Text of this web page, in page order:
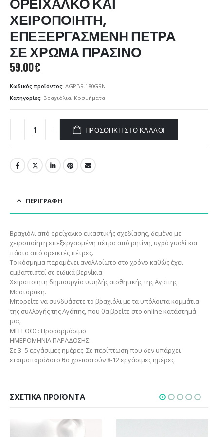
ΟΡΕΙΧΑΛΚΟ ΚΑΙ
ΧΕΙΡΟΠΟΙΗΤΗ,
ΕΠΕΞΕΡΓΑΣΜΕΝΗ ΠΕΤΡΑ
ΣΕ ΧΡΩΜΑ ΠΡΑΣΙΝΟ
59.00€
Κωδικός προϊόντος: AGPBR.180GRN
Κατηγορίες: Βραχιόλια, Κοσμήματα
ΠΡΟΣΘΉΚΗ ΣΤΟ ΚΑΛΆΘΙ
ΠΕΡΙΓΡΑΦΉ
Βραχιόλι από ορείχαλκο εικαστικής σχεδίασης, δεμένο με
χειροποίητη επεξεργασμένη πέτρα από ρητίνη, υγρό γυαλί και
πάστα από ορεικτές πέτρες.
Το κόσμημα παραμένει αναλλοίωτο στο χρόνο καθώς έχει
εμβαπτιστεί σε ειδικά βερνίκια.
Χειροποίητη δημιουργία υψηλής αισθητικής της Αγάπης
Μαστοράκη.
Μπορείτε να συνδυάσετε το βραχιόλι με τα υπόλοιπα κομμάτια
της συλλογής της Αγάπης, που θα βρείτε στο online κατάστημά
μας.
ΜΕΓΕΘΟΣ: Προσαρμόσιμο
ΗΜΕΡΟΜΗΝΙΑ ΠΑΡΑΔΟΣΗΣ:
Σε 3- 5 εργάσιμες ημέρες. Σε περίπτωση που δεν υπάρχει
ετοιμοπαράδοτο θα χρειαστούν 8-12 εργάσιμες ημέρες.
ΣΧΕΤΙΚΆ ΠΡΟΪΌΝΤΑ